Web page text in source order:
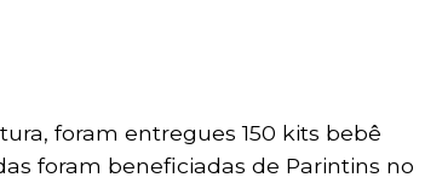
foram entregues 150 kits bebê
foram beneficiadas de Parintins no